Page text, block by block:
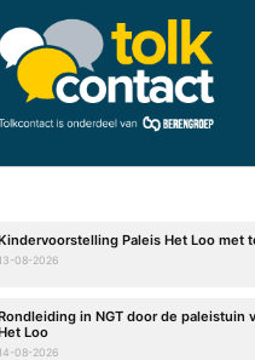
Paleis Het Loo met
13-08-2026
in NGT door de paleistuin
Loo
14-08-2026